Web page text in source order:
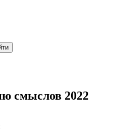
смыслов 2022